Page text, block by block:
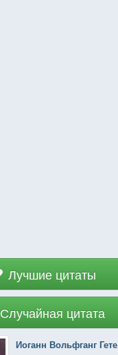
Лучшие цитаты
Случайная цитата
Иоганн Вольфганг Гете